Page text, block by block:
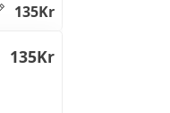
135Kr
135Kr